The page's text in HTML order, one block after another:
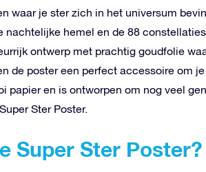
waar je ster zich in het universum
nachtelijke hemel en de 88
ontwerp met prachtig goudfolie
de poster een perfect accessoire om
papier en is ontworpen om nog veel
Ster Poster.
Super Ster Poster?